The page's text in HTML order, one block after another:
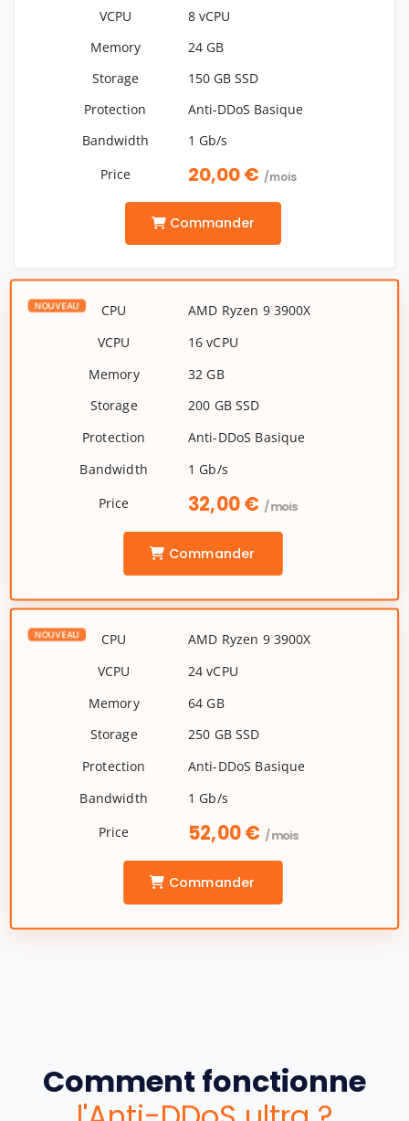
8 vCPU
24 GB
150 GB SSD
Anti-DDoS Basique
1 Gb/s
20,00 € /mois
Commander
AMD Ryzen 9 3900X
16 vCPU
32 GB
200 GB SSD
Anti-DDoS Basique
1 Gb/s
32,00 € /mois
Commander
AMD Ryzen 9 3900X
24 vCPU
64 GB
250 GB SSD
Anti-DDoS Basique
1 Gb/s
52,00 € /mois
Commander
Comment fonctionne